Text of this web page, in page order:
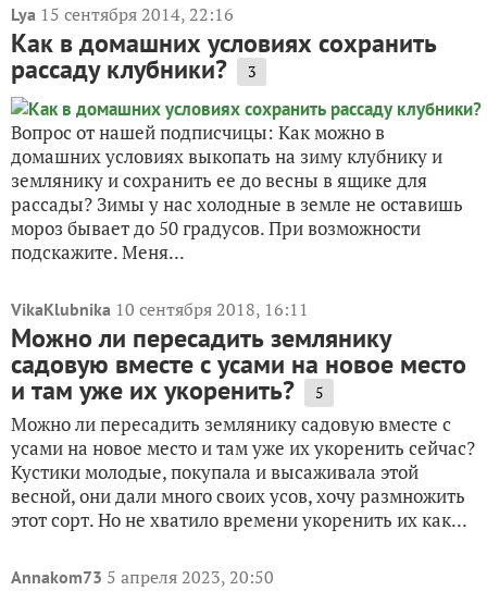
Lya 15 сентября 2014, 22:16
Как в домашних условиях сохранить
рассаду клубники? 3
Вопрос от нашей подписчицы: Как можно в
домашних условиях выкопать на зиму клубнику и
землянику и сохранить ее до весны в ящике для
рассады? Зимы у нас холодные в земле не оставишь
мороз бывает до 50 градусов. При возможности
подскажите. Меня...
VikaKlubnika 10 сентября 2018, 16:11
Можно ли пересадить землянику
садовую вместе с усами на новое место
и там уже их укоренить? 5
Можно ли пересадить землянику садовую вместе с
усами на новое место и там уже их укоренить сейчас?
Кустики молодые, покупала и высаживала этой
весной, они дали много своих усов, хочу размножить
этот сорт. Но не хватило времени укоренить их как...
Annakom73 5 апреля 2023, 20:50